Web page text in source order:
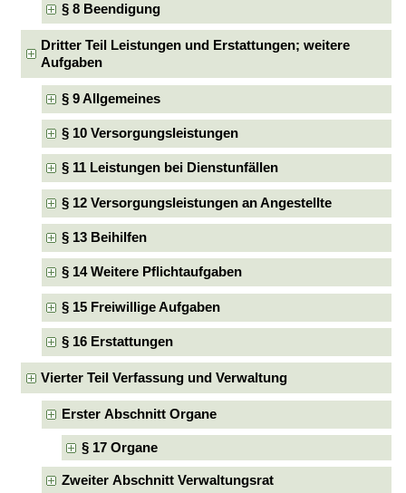
§ 8 Beendigung
Dritter Teil Leistungen und Erstattungen; weitere
Aufgaben
§ 9 Allgemeines
§ 10 Versorgungsleistungen
§ 11 Leistungen bei Dienstunfällen
§ 12 Versorgungsleistungen an Angestellte
§ 13 Beihilfen
§ 14 Weitere Pflichtaufgaben
§ 15 Freiwillige Aufgaben
§ 16 Erstattungen
Vierter Teil Verfassung und Verwaltung
Erster Abschnitt Organe
§ 17 Organe
Zweiter Abschnitt Verwaltungsrat